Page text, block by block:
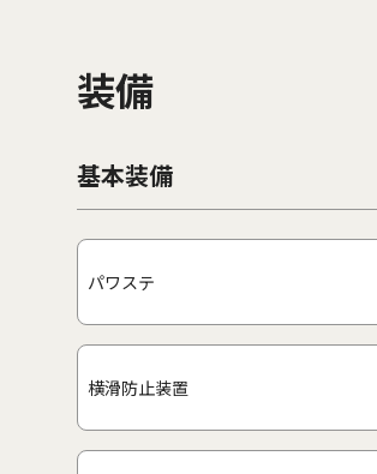
装備
基本装備
パワステ
横滑防止装置